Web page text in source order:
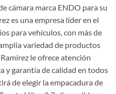
cámara marca ENDO para su
es una empresa líder en el
para vehículos, con más de
variedad de productos
le ofrece atención
y garantía de calidad en todos
de elegir la empacadura de